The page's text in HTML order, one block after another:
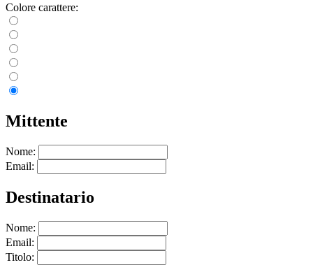
Colore carattere:
Mittente
Nome:
Email:
Destinatario
Nome:
Email:
Titolo: